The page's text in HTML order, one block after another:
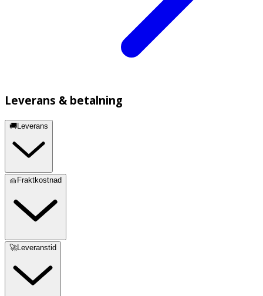
Leverans & betalning
🚚Leverans
🧺Fraktkostnad
🚀Leveranstid